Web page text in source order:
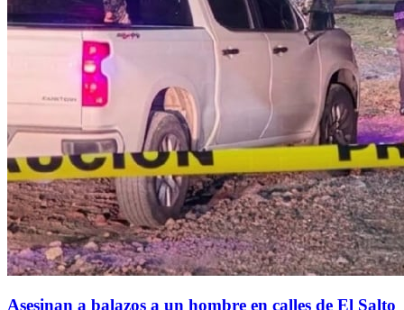
Asesinan a balazos a un hombre en calles de El Salto